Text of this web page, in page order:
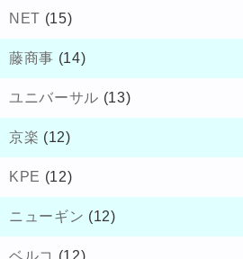
NET (15)
藤商事 (14)
ユニバーサル (13)
京楽 (12)
KPE (12)
ニューギン (12)